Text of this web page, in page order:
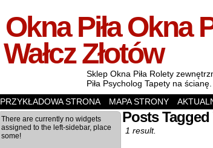
Okna Piła Okna
Wałcz Złotów
Sklep Okna Piła Rolety
Piła Psycholog Tapety na ścianę.
PRZYKŁADOWA STRONA
MAPA STRONY
There are currently no widgets
assigned to the left-sidebar, place
some!
Posts
1 result.